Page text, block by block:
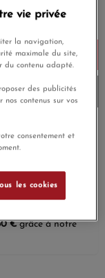
en 4x ou 10x
sans frais
ou
€grâce à notre
vie privée
la navigation,
maximale du site,
du contenu adapté.
des publicités
contenus sur vos
consentement et
les cookies